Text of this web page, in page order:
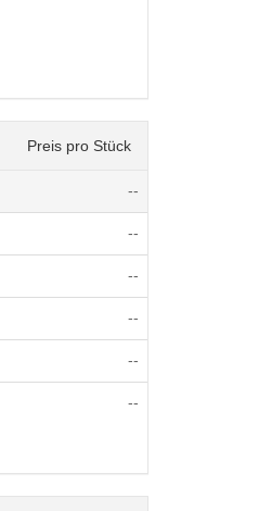
Preis pro Stück
--
--
--
--
--
--